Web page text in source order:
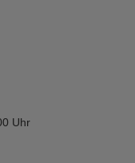
Uhr